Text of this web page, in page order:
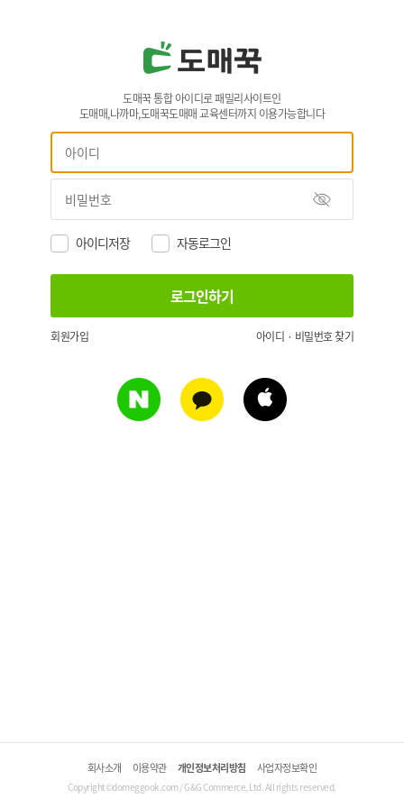
도매꾹 통합 아이디로 패밀리사이트인
도매매,나까마,도매꾹도매매 교육센터까지 이용가능합니다
아이디저장 자동로그인
회원가입 아이디 · 비밀번호 찾기
회사소개 이용약관 개인정보처리방침 사업자정보확인
Copyright©domeggook.com / G&G Commerce, Ltd. All rights reserved.